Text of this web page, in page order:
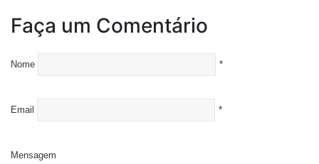
Faça um Comentário
Nome *
Email *
Mensagem